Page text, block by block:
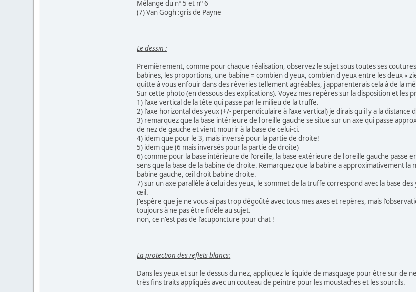
Mélange du nº 5 et nº 6
(7) Van Gogh :gris de Payne
Le dessin :
Premièrement, comme pour chaque réalisation, observez le sujet sous toutes ses
babines, les proportions, une babine = combien d'yeux, combien d'yeux entre les deux «
quitte à vous enfouir dans des rêveries tellement agréables, j'apparenterais cela à de la
Sur cette photo (en dessous des explications). Voyez mes repères sur la disposition et
1) l'axe vertical de la tête qui passe par le milieu de la truffe.
2) l'axe horizontal des yeux (+/- perpendiculaire à l'axe vertical) je dirais qu'il y a la
3) remarquez que la base intérieure de l'oreille gauche se situe sur un axe qui passe
de nez de gauche et vient mourir à la base de celui-ci.
4) idem que pour le 3, mais inversé pour la partie de droite!
5) idem que (6 mais inversés pour la partie de droite)
6) comme pour la base intérieure de l'oreille, la base extérieure de l'oreille gauche passe
sens que la base de la babine de droite. Remarquez que la babine a approximativement
babine gauche, œil droit babine droite.
7) sur un axe parallèle à celui des yeux, le sommet de la truffe correspond avec la base
œil.
J'espère que je ne vous ai pas trop dégoûté avec tous mes axes et repères, mais
toujours à ne pas être fidèle au sujet.
non, ce n'est pas de l'acuponcture pour chat !
La protection des reflets blancs:
Dans les yeux et sur le dessus du nez, appliquez le liquide de masquage pour être sur
très fins traits appliqués avec un couteau de peintre pour les moustaches et les sourcils.